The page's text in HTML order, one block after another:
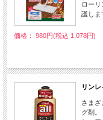
ロー
護しま
価格： 980円(税込 1,078円)
リン
さまざ
グ剤。